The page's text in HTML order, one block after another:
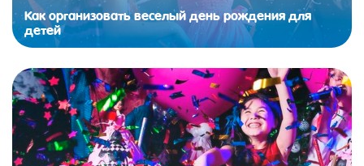
Как организовать веселый день рождения для
детей